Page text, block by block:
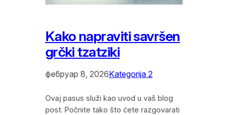
Kako napraviti savršen
grčki tzatziki
фебруар 8, 2026Kategorija 2
Ovaj pasus služi kao uvod u vaš blog
post. Počnite tako što ćete razgovarati